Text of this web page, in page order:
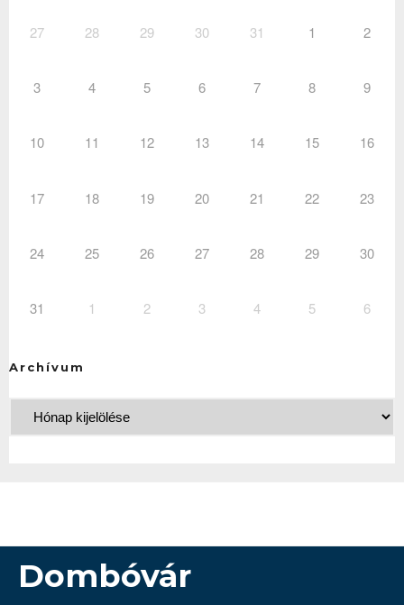
27 28 29 30 31 1 2
3 4 5 6 7 8 9
10 11 12 13 14 15 16
17 18 19 20 21 22 23
24 25 26 27 28 29 30
31 1 2 3 4 5 6
Archívum
Dombóvár